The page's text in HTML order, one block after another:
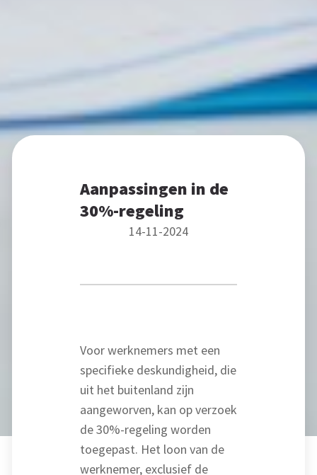
Aanpassingen in de
30%-regeling
14-11-2024
Voor werknemers met een
specifieke deskundigheid, die
uit het buitenland zijn
aangeworven, kan op verzoek
de 30%-regeling worden
toegepast. Het loon van de
werknemer, exclusief de